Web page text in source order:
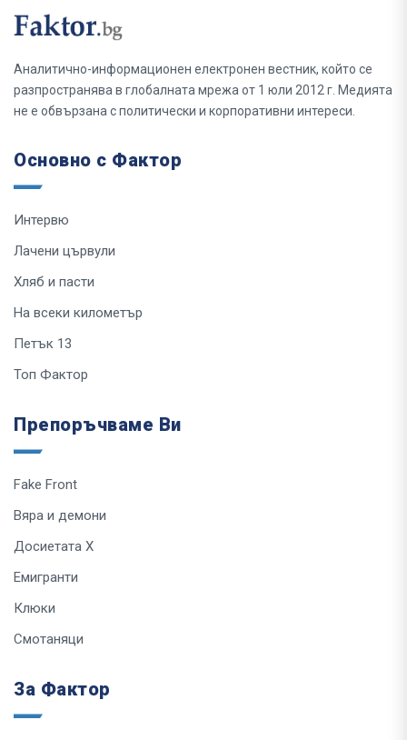
Аналитично-информационен електронен вестник, който се
разпространява в глобалната мрежа от 1 юли 2012 г. Медията
не е обвързана с политически и корпоративни интереси.
Основно с Фактор
Интервю
Лачени цървули
Хляб и пасти
На всеки километър
Петък 13
Топ Фактор
Препоръчваме Ви
Fake Front
Вяра и демони
Досиетата Х
Емигранти
Клюки
Смотаняци
За Фактор